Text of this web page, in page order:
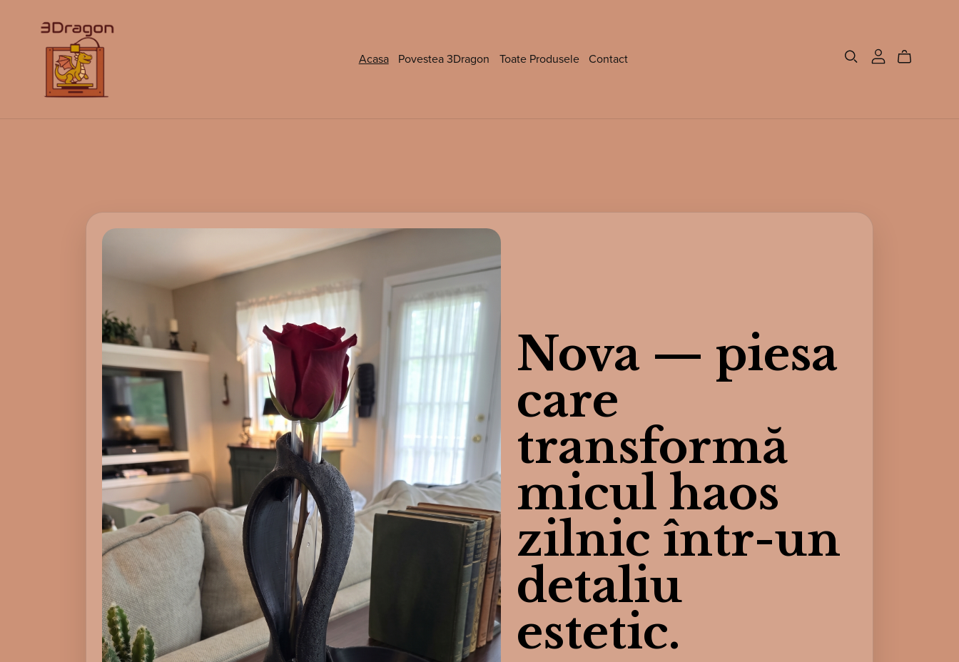
Acasa Povestea 3Dragon Toate Produsele Contact
Nova — piesa
care
transformă
micul haos
zilnic într-un
detaliu
estetic.